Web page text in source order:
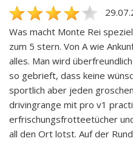
Was macht Monte Rei
zum 5 stern. Von A wie
alles. Man wird
so gebrieft, dass keine
sportlich aber jeden
drivingrange mit pro v1
erfrischungsfrotteetücher
all den Ort lotst. Auf der